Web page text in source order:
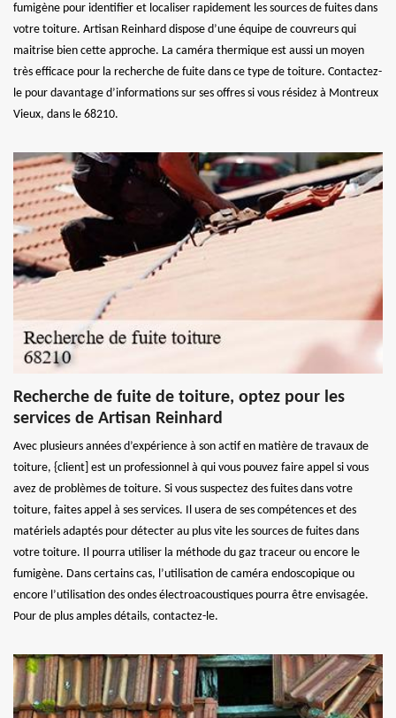
fumigène pour identifier et localiser rapidement les sources de fuites dans
votre toiture. Artisan Reinhard dispose d’une équipe de couvreurs qui
maitrise bien cette approche. La caméra thermique est aussi un moyen
très efficace pour la recherche de fuite dans ce type de toiture. Contactez-
le pour davantage d’informations sur ses offres si vous résidez à Montreux
Vieux, dans le 68210.
Recherche de fuite de toiture, optez pour les
services de Artisan Reinhard
Avec plusieurs années d’expérience à son actif en matière de travaux de
toiture, {client] est un professionnel à qui vous pouvez faire appel si vous
avez de problèmes de toiture. Si vous suspectez des fuites dans votre
toiture, faites appel à ses services. Il usera de ses compétences et des
matériels adaptés pour détecter au plus vite les sources de fuites dans
votre toiture. Il pourra utiliser la méthode du gaz traceur ou encore le
fumigène. Dans certains cas, l’utilisation de caméra endoscopique ou
encore l’utilisation des ondes électroacoustiques pourra être envisagée.
Pour de plus amples détails, contactez-le.